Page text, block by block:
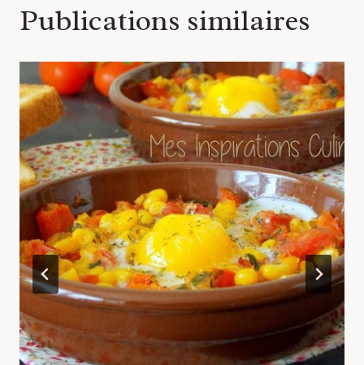
Publications similaires